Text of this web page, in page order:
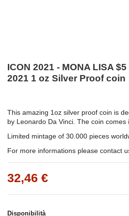
ICON 2021 - MONA LISA
2021 1 oz Silver Proof coin
This amazing 1oz silver proof coin is
by Leonardo Da Vinci. The coin comes
Limited mintage of 30.000 pieces
For more informations please contact
32,46 €
Disponibilità